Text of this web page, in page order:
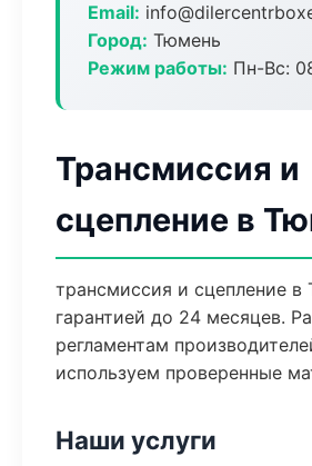
Email:
Город: Тюмень
Режим работы: Пн-Вс:
Трансмиссия и
сцепление в
трансмиссия и сцепление в
гарантией до 24 месяцев.
регламентам
используем проверенные
Наши услуги